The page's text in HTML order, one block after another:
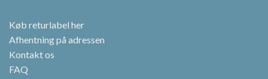
Køb returlabel her
Afhentning på adressen
Kontakt os
FAQ